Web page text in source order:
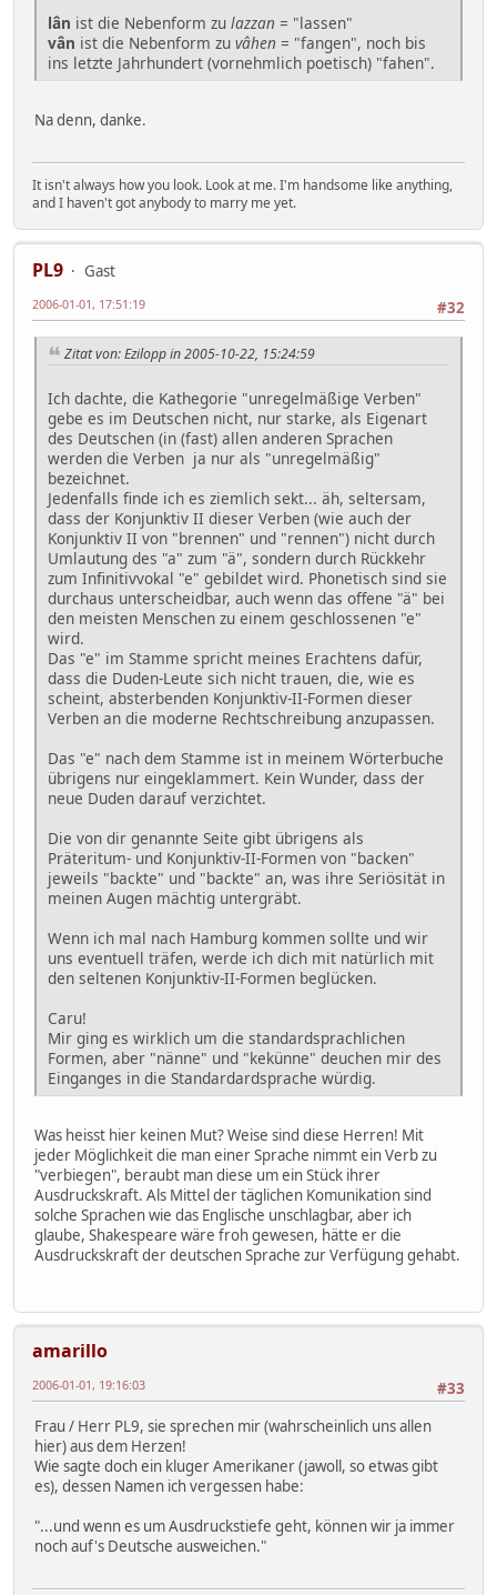
lân ist die Nebenform zu lazzan = "lassen"
vân ist die Nebenform zu vâhen = "fangen", noch bis
ins letzte Jahrhundert (vornehmlich poetisch) "fahen".
Na denn, danke.
It isn't always how you look. Look at me. I'm handsome like anything,
and I haven't got anybody to marry me yet.
PL9
Gast
#32
2006-01-01, 17:51:19
Zitat von: Ezilopp in 2005-10-22, 15:24:59
Ich dachte, die Kathegorie "unregelmäßige Verben"
gebe es im Deutschen nicht, nur starke, als Eigenart
des Deutschen (in (fast) allen anderen Sprachen
werden die Verben ja nur als "unregelmäßig"
bezeichnet.
Jedenfalls finde ich es ziemlich sekt... äh, seltersam,
dass der Konjunktiv II dieser Verben (wie auch der
Konjunktiv II von "brennen" und "rennen") nicht durch
Umlautung des "a" zum "ä", sondern durch Rückkehr
zum Infinitivvokal "e" gebildet wird. Phonetisch sind sie
durchaus unterscheidbar, auch wenn das offene "ä" bei
den meisten Menschen zu einem geschlossenen "e"
wird.
Das "e" im Stamme spricht meines Erachtens dafür,
dass die Duden-Leute sich nicht trauen, die, wie es
scheint, absterbenden Konjunktiv-II-Formen dieser
Verben an die moderne Rechtschreibung anzupassen.
Das "e" nach dem Stamme ist in meinem Wörterbuche
übrigens nur eingeklammert. Kein Wunder, dass der
neue Duden darauf verzichtet.
Die von dir genannte Seite gibt übrigens als
Präteritum- und Konjunktiv-II-Formen von "backen"
jeweils "backte" und "backte" an, was ihre Seriösität in
meinen Augen mächtig untergräbt.
Wenn ich mal nach Hamburg kommen sollte und wir
uns eventuell träfen, werde ich dich mit natürlich mit
den seltenen Konjunktiv-II-Formen beglücken.
Caru!
Mir ging es wirklich um die standardsprachlichen
Formen, aber "nänne" und "kekünne" deuchen mir des
Einganges in die Standardardsprache würdig.
Was heisst hier keinen Mut? Weise sind diese Herren! Mit
jeder Möglichkeit die man einer Sprache nimmt ein Verb zu
"verbiegen", beraubt man diese um ein Stück ihrer
Ausdruckskraft. Als Mittel der täglichen Komunikation sind
solche Sprachen wie das Englische unschlagbar, aber ich
glaube, Shakespeare wäre froh gewesen, hätte er die
Ausdruckskraft der deutschen Sprache zur Verfügung gehabt.
amarillo
#33
2006-01-01, 19:16:03
Frau / Herr PL9, sie sprechen mir (wahrscheinlich uns allen
hier) aus dem Herzen!
Wie sagte doch ein kluger Amerikaner (jawoll, so etwas gibt
es), dessen Namen ich vergessen habe:
"...und wenn es um Ausdruckstiefe geht, können wir ja immer
noch auf's Deutsche ausweichen."